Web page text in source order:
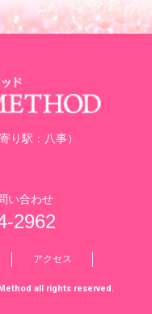
り駅：八事）
い合わせ
2962
アクセス
all rights reserved.